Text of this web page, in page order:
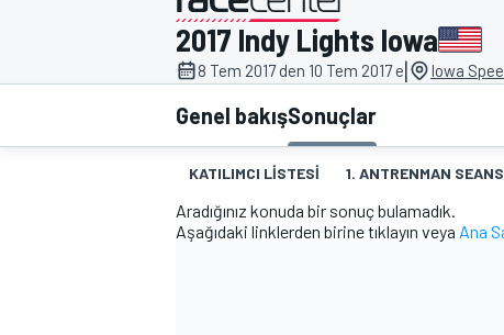
MOTOGP
2017 Indy Lights Iowa
8 Tem 2017 den 10 Tem 2017 e| Iowa
Genel bakışSonuçlar
KATILIMCI LISTESI 1. ANTRENMAN
Aradığınız konuda bir sonuç bulamadık.
Aşağıdaki linklerden birine tıklayın veya Ana